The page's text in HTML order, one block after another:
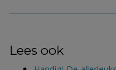
Lees ook